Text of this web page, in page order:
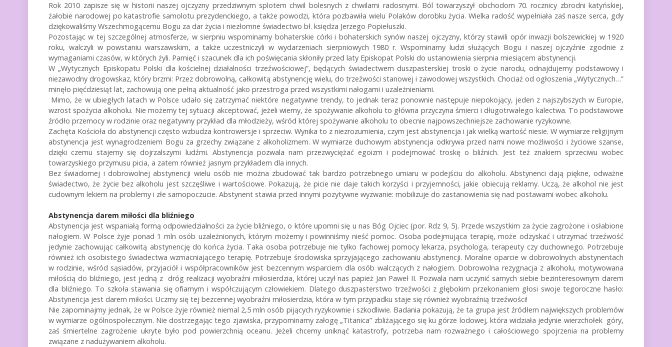
Rok 2010 zapisze się w historii naszej ojczyzny przedziwnym splotem chwil bolesnych z chwilami radosnymi. Ból towarzyszył obchodom 70. rocznicy zbrodni katyńskiej,
żałobie narodowej po katastrofie samolotu prezydenckiego, a także powodzi, która pozbawiła wielu Polaków dorobku życia. Wielka radość wypełniała zaś nasze serca, gdy
dziękowaliśmy Wszechmogącemu Bogu za dar życia i niezłomne świadectwo bł. księdza Jerzego Popiełuszki.
Pozostając w tej szczególnej atmosferze, w sierpniu wspominamy bohaterskie córki i bohaterskich synów naszej ojczyzny, którzy stawili opór inwazji bolszewickiej w 1920
roku, walczyli w powstaniu warszawskim, a także uczestniczyli w wydarzeniach sierpniowych 1980 r. Wspominamy ludzi służących Bogu i naszej ojczyźnie zgodnie z
wymaganiami czasów, w których żyli. Pamięć i szacunek dla ich poświęcania skłoniły przed laty Episkopat Polski do ustanowienia sierpnia miesiącem abstynencji.
W „Wytycznych Episkopatu Polski dla kościelnej działalności trzeźwościowej”, będących świadectwem duszpasterskiej troski o życie narodu, odnajdujemy podstawowy i
niezawodny drogowskaz, który brzmi: Przez dobrowolną, całkowitą abstynencję wielu, do trzeźwości stanowej i zawodowej wszystkich. Chociaż od ogłoszenia „Wytycznych…”
minęło pięćdziesiąt lat, zachowują one pełną aktualność jako przestroga przed wszystkimi nałogami i uzależnieniami.
Mimo, że w ubiegłych latach w Polsce udało się zatrzymać niektóre negatywne trendy, to jednak teraz ponownie następuje niepokojący, jeden z najszybszych w Europie,
wzrost spożycia alkoholu. Nie możemy tej sytuacji akceptować, jeżeli wiemy, że spożywanie alkoholu to główna przyczyna śmierci i długotrwałego kalectwa. To podstawowe
źródło przemocy w rodzinie oraz negatywny przykład dla młodzieży, wśród której spożywanie alkoholu to obecnie najpowszechniejsze zachowanie ryzykowne.
Zachęta Kościoła do abstynencji często wzbudza kontrowersje i sprzeciw. Wynika to z niezrozumienia, czym jest abstynencja i jak wielką wartość niesie. W wymiarze religijnym
abstynencja jest wynagrodzeniem Bogu za grzechy związane z alkoholizmem. W wymiarze duchowym abstynencja odkrywa przed nami nowe możliwości i życiowe szanse,
dzięki czemu stajemy się dojrzalszymi ludźmi. Abstynencja pozwala nam przezwyciężać egoizm i podejmować troskę o bliźnich. Jest też znakiem sprzeciwu wobec
towarzyskiego przymusu picia, a zatem również jasnym przykładem dla innych.
Bez świadomej i dobrowolnej abstynencji wielu osób nie można zbudować tak bardzo potrzebnego umiaru w podejściu do alkoholu. Abstynenci dają piękne, odważne
świadectwo, że życie bez alkoholu jest szczęśliwe i wartościowe. Pokazują, że picie nie daje takich korzyści i przyjemności, jakie obiecują reklamy. Uczą, że alkohol nie jest
cudownym lekiem na problemy i złe samopoczucie. Abstynent stawia przed innymi pozytywne wyzwanie: mobilizuje do zastanowienia się nad postawami wobec alkoholu.
Abstynencja darem miłości dla bliźniego
Abstynencja jest wspaniałą formą odpowiedzialności za życie bliźniego, o które upomni się u nas Bóg Ojciec (por. Rdz 9, 5). Przede wszystkim za życie zagrożone i osłabione
nałogiem. W Polsce żyje ponad 1 mln osób uzależnionych, którym możemy i powinniśmy nieść pomoc. Osoba podejmująca terapię, może odzyskać i utrzymać trzeźwość
jedynie zachowując całkowitą abstynencję do końca życia. Taka osoba potrzebuje nie tylko fachowej pomocy lekarza, psychologa, terapeuty czy duchownego. Potrzebuje
również ich osobistego świadectwa wzmacniającego terapię. Potrzebuje środowiska sprzyjającego zachowaniu abstynencji. Moralne oparcie w dobrowolnych abstynentach
w rodzinie, wśród sąsiadów, przyjaciół i współpracowników jest bezcennym wsparciem dla osób walczących z nałogiem. Dobrowolna rezygnacja z alkoholu, motywowana
miłością do bliźniego, jest jedną z dróg realizacji wyobraźni miłosierdzia, której uczył nas papież Jan Paweł II. Pozwala nam uczynić samych siebie bezinteresownym darem
dla bliźniego. To szkoła stawania się ofiarnym i współczującym człowiekiem. Dlatego duszpasterstwo trzeźwości z głębokim przekonaniem głosi swoje tegoroczne hasło:
Abstynencja jest darem miłości. Uczmy się tej bezcennej wyobraźni miłosierdzia, która w tym przypadku staje się również wyobraźnią trzeźwości!
Nie zapominajmy jednak, że w Polsce żyje również niemal 2,5 mln osób pijących ryzykownie i szkodliwie. Badania pokazują, że ta grupa jest źródłem największych problemów
w wymiarze ogólnospołecznym. Nie dostrzegając tego zjawiska, przypominamy załogę „Titanica” zbliżającego się ku górze lodowej, która widziała jedynie wierzchołek góry,
zaś śmiertelne zagrożenie ukryte było pod powierzchnią oceanu. Jeżeli chcemy uniknąć katastrofy, potrzeba nam rozważnego i całościowego spojrzenia na problemy
związane z nadużywaniem alkoholu.